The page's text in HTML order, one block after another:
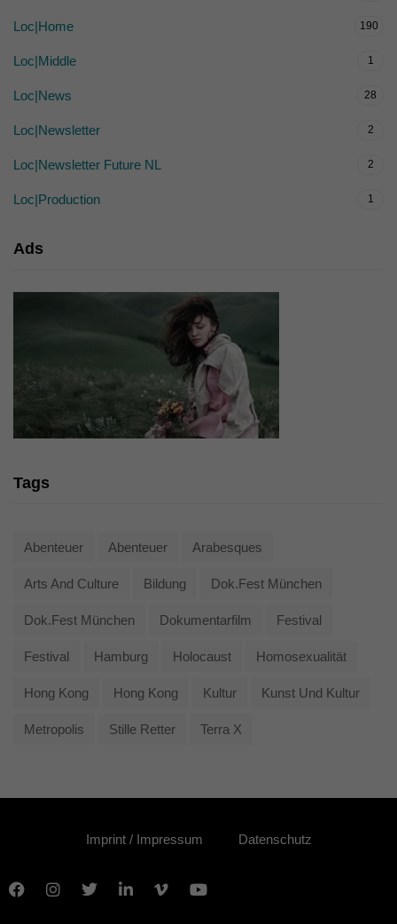
Loc|Home 190
Loc|Middle 1
Loc|News 28
Loc|Newsletter 2
Loc|Newsletter Future NL 2
Loc|Production 1
Ads
Tags
Abenteuer Abenteuer Arabesques
Arts And Culture Bildung Dok.fest München
Dok.fest München Dokumentarfilm Festival
Festival Hamburg Holocaust Homosexualität
Hong Kong Hong Kong Kultur Kunst Und Kultur
Metropolis Stille Retter Terra X
Imprint / Impressum Datenschutz